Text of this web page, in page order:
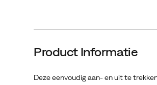
Product Informatie
Deze eenvoudig aan- en uit te